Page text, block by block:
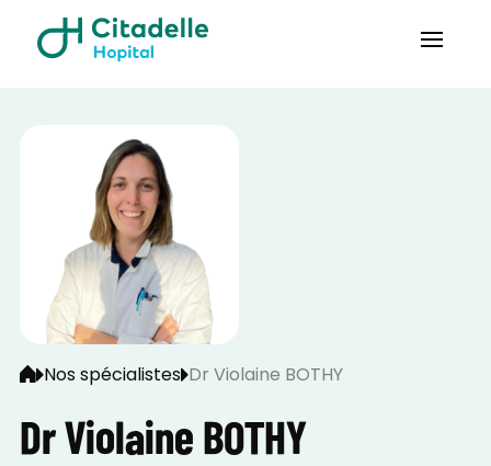
Nos spécialistes Dr Violaine BOTHY
Dr Violaine BOTHY